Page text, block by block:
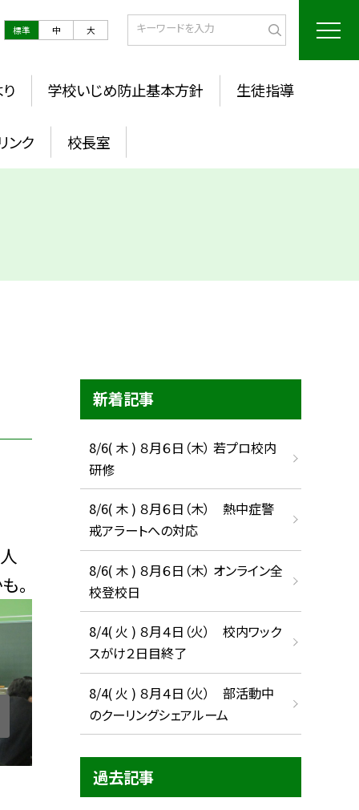
標準 中 大
学校いじめ防止基本方針 生徒指導
ンク 校長室
。
新着記事
8/6( 木 ) ８月６日（木） 若プロ校内
研修
8/6( 木 ) ８月６日（木） 熱中症警
戒アラートへの対応
8/6( 木 ) ８月６日（木） オンライン全
校登校日
8/4( 火 ) ８月４日（火） 校内ワック
スがけ２日目終了
8/4( 火 ) ８月４日（火） 部活動中
のクーリングシェアルーム
過去記事